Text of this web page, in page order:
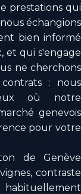
prestations qui
échangions
bien informé
et qui s'engage
ne cherchons
: nous
où notre
genevois
pour votre
de Genève
contraste